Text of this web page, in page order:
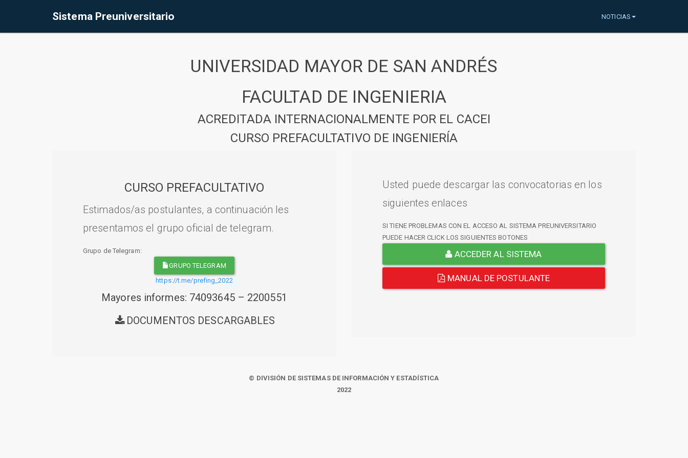
Sistema Preuniversitario NOTICIAS
UNIVERSIDAD MAYOR DE SAN ANDRÉS
FACULTAD DE INGENIERIA
ACREDITADA INTERNACIONALMENTE POR EL CACEI
CURSO PREFACULTATIVO DE INGENIERÍA
CURSO PREFACULTATIVO
Estimados/as postulantes, a continuación les
presentamos el grupo oficial de telegram.
Grupo de Telegram:
GRUPO TELEGRAM
https://t.me/prefing_2022
Mayores informes: 74093645 – 2200551
DOCUMENTOS DESCARGABLES
Usted puede descargar las convocatorias en los
siguientes enlaces
SI TIENE PROBLEMAS CON EL ACCESO AL SISTEMA PREUNIVERSITARIO
PUEDE HACER CLICK LOS SIGUIENTES BOTONES
ACCEDER AL SISTEMA
MANUAL DE POSTULANTE
© DIVISIÓN DE SISTEMAS DE INFORMACIÓN Y ESTADÍSTICA
2022